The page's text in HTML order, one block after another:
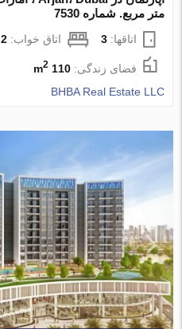
متر مربع. شماره 7530
اتاقها:3 اتاق خواب:2
فضای زندگی:110 m
2
BHBA Real Estate LLC